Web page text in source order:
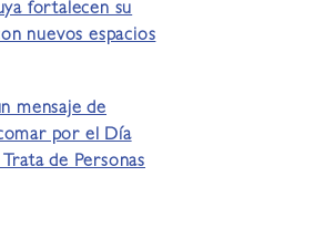
fortalecen su
nuevos espacios
mensaje de
por el Día
de Personas